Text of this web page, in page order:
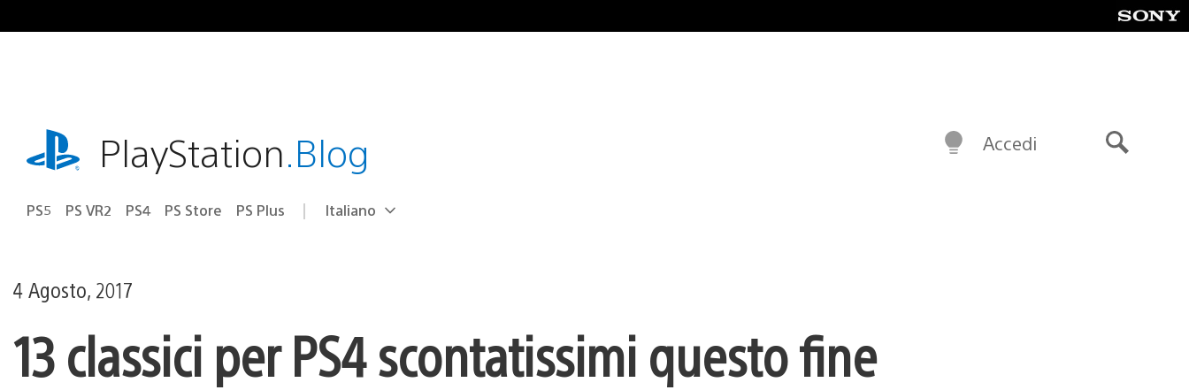
al
playstation.comPlayStation.Blog
PS5 PS VR2 PS4 PS Store PS Plus Seleziona
Regione
Italiano
Accedi
4 Agosto, 2017
13 classici per PS4 scontatissimi questo fine